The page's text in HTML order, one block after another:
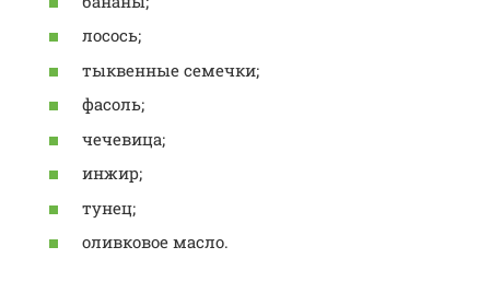
лосось;
тыквенные семечки;
фасоль;
чечевица;
инжир;
тунец;
оливковое масло.